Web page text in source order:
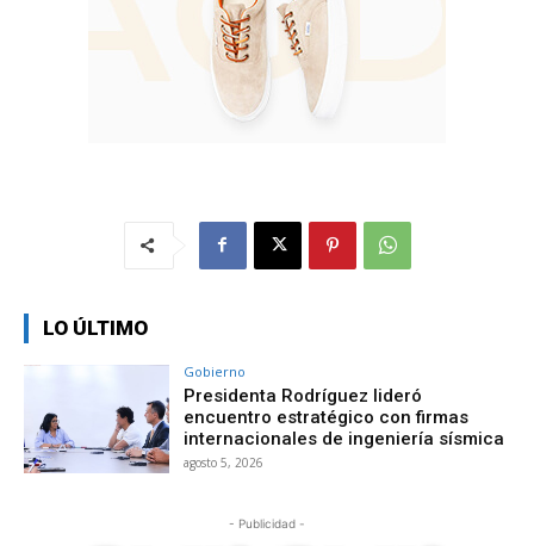
LO ÚLTIMO
Gobierno
Presidenta Rodríguez lideró
encuentro estratégico con firmas
internacionales de ingeniería sísmica
agosto 5, 2026
- Publicidad -